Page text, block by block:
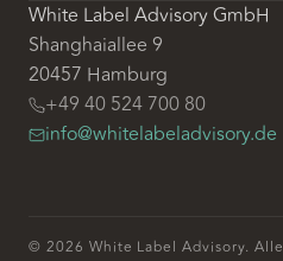
White Label Advisory GmbH
Shanghaiallee 9
20457 Hamburg
+49 40 524 700 80
info@whitelabeladvisory.de
© 2026 White Label Advisory.